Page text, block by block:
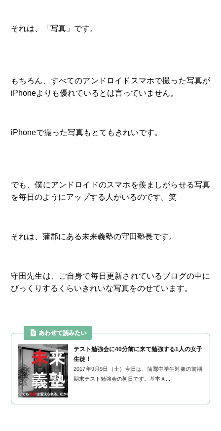
それは、「写真」です。
もちろん、すべてのアンドロイドスマホで撮った写真が
iPhoneよりも優れているとは言っていません。
iPhoneで撮った写真もとてもきれいです。
でも、僕にアンドロイドのスマホを羨ましがらせる写真
を毎日のようにアップする人がいるのです。笑
それは、蒲郡にある未来義塾の守田塾長です。
守田先生は、ご自身で毎日更新されているブログの中に
びっくりするくらいきれいな写真をのせています。
テスト勉強会に40分前に来て勉強する1人の女子
生徒！
2017年9月9日（土）今日は、蒲郡中学生対象の前期
期末テスト勉強会の初日です。基本Ａ...